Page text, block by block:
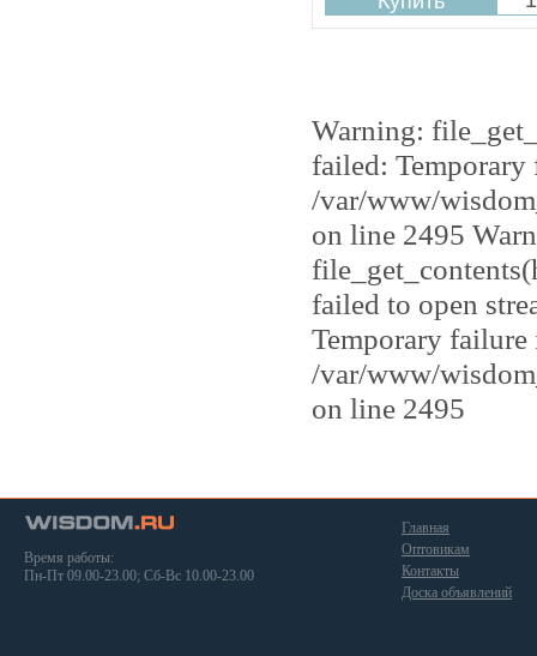
Warning:
failed:
/var/www/
on line 2495
failed to open
Temporary
/var/www/
on line 2495
Время работы:
Пн-Пт 09.00-23.00; Сб-Вс 10.00-23.00
Главная
Оптовикам
Контакты
Доска объявлений